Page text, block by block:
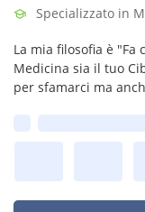
Specializzato in
La mia filosofia è "Fa
Medicina sia il tuo
per sfamarci ma